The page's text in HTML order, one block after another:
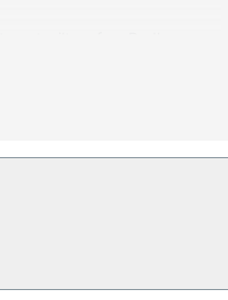
het café of
van een lekker